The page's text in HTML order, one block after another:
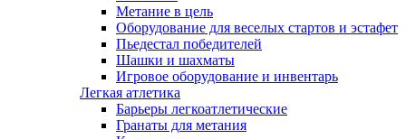
Метание в цель
Оборудование для веселых стартов и эстафет
Пьедестал победителей
Шашки и шахматы
Игровое оборудование и инвентарь
Легкая атлетика
Барьеры легкоатлетические
Гранаты для метания